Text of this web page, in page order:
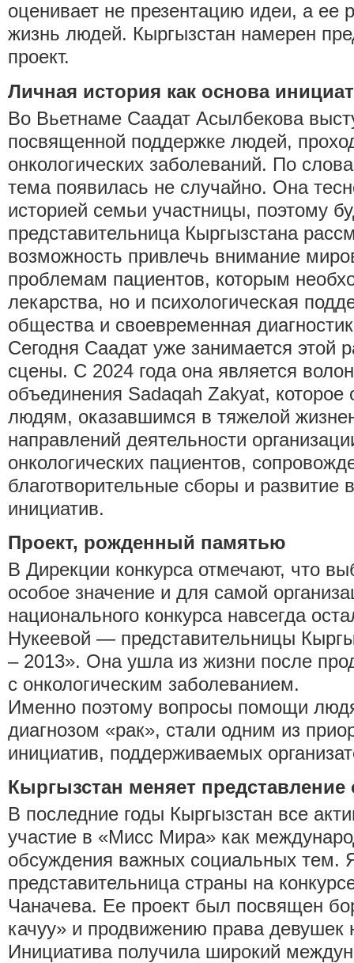
оценивает не презентацию идеи, а ее
жизнь людей. Кыргызстан намерен
проект.
Личная история как основа
Во Вьетнаме Саадат Асылбекова
посвященной поддержке людей,
онкологических заболеваний. По
тема появилась не случайно. Она
историей семьи участницы, поэтому
представительница Кыргызстана
возможность привлечь внимание
проблемам пациентов, которым
лекарства, но и психологическая
общества и своевременная
Сегодня Саадат уже занимается этой
сцены. С 2024 года она является
объединения Sadaqah Zakyat,
людям, оказавшимся в тяжелой
направлений деятельности
онкологических пациентов,
благотворительные сборы и развитие
инициатив.
Проект, рожденный памятью
В Дирекции конкурса отмечают, что
особое значение и для самой
национального конкурса навсегда
Нукеевой — представительницы
– 2013». Она ушла из жизни после
с онкологическим заболеванием.
Именно поэтому вопросы помощи
диагнозом «рак», стали одним из
инициатив, поддерживаемых
Кыргызстан меняет представление
В последние годы Кыргызстан все
участие в «Мисс Мира» как
обсуждения важных социальных тем.
представительница страны на
Чаначева. Ее проект был посвящен
качуу» и продвижению права девушек
Инициатива получила широкий